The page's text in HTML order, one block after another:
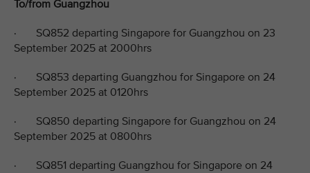
To/from Guangzhou
· SQ852 departing Singapore for Guangzhou on 23
September 2025 at 2000hrs
· SQ853 departing Guangzhou for Singapore on 24
September 2025 at 0120hrs
· SQ850 departing Singapore for Guangzhou on 24
September 2025 at 0800hrs
· SQ851 departing Guangzhou for Singapore on 24